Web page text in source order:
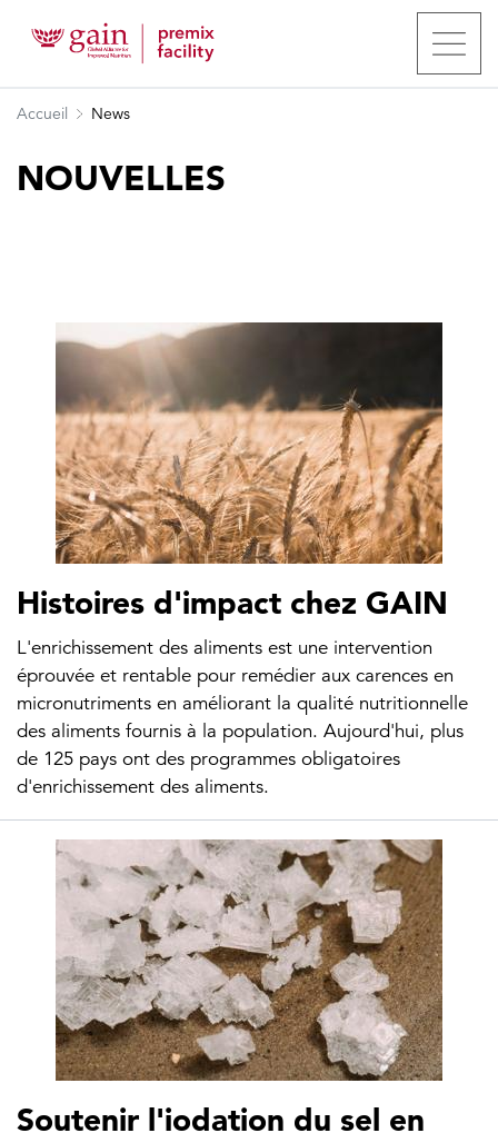
Accueil News
NOUVELLES
Histoires d'impact chez GAIN
L'enrichissement des aliments est une intervention
éprouvée et rentable pour remédier aux carences en
micronutriments en améliorant la qualité nutritionnelle
des aliments fournis à la population. Aujourd'hui, plus
de 125 pays ont des programmes obligatoires
d'enrichissement des aliments.
Soutenir l'iodation du sel en